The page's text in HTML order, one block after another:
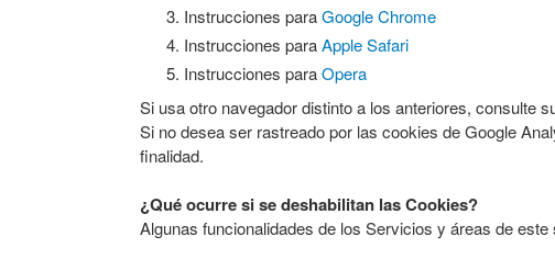
Instrucciones paraGoogle Chrome
Instrucciones paraApple Safari
Instrucciones paraOpera
Si usa otro navegador distinto a los anteriores, consulte
Si no desea ser rastreado por las cookies de Google
finalidad.
¿Qué ocurre si se deshabilitan las Cookies?
Algunas funcionalidades de los Servicios y áreas de